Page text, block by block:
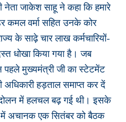
नेता जाकेश साहू ने कहा कि हमारे
कमल वर्मा सहित उनके कोर
के साढ़े चार लाख कर्मचारियों-
धोखा किया गया है। जब
मुख्यमंत्री जी का स्टेटमेंट
अधिकारी हड़ताल समाप्त कर दें
में हलचल बढ़ गई थी। इसके
में अचानक एक सितंबर को बैठक